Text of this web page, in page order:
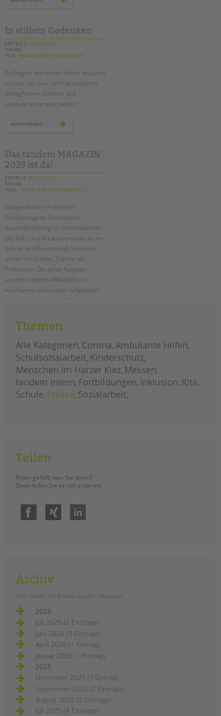
In stillem Gedenken
ERSTELLT 15.02.2024
THEMA
VON
Barbara Brecht-Hadraschek
Zu Beginn des neuen Jahres mussten
wir uns von zwei sehr geschätzten
Kolleg*innen plötzlich und
unerwartet verabschieden:
weiterlesen
Das tandem MAGAZIN
2023 ist da!
ERSTELLT 06.02.2024
THEMA
VON
_Admin B.Brecht-Hadraschek
Kooperationen im Bereich
Schulbezogene Sozialarbeit,
Sprachförderung für Vorschulkinder,
Die Näh- und Kreativwerkstatt an der
Schule am Mummelsoll, Inklusion
mitten im Grünen, Führen als
Profession: Die achte Ausgabe
unseres tandem MAGAZINs ist
erschienen und wieder vollgepackt
mit vielen spannenden Themen aus
Einrichtungen. Als PDF schon hier
zum kostenlosen Download!
weiterlesendas
tandem
magazin
2023
ist
da!
Einweihung des
Planetenpfades an der
Ludwig-Cauer-
Am 15. Januar wurde gemeinsam ein
Planetenpfad eröffnet. ­Vor Ort waren
unsere Schulsozialarbeiter*innen
Initiator*innen des Projektes, die
Schüler*innen der Klasse 4b, die
weiterleseneinweihung
des
an
ludwig-
cauer-
grundschule
Drohende
Schließungen von
Einrichtungen in der
Kinder- und
Jugendhilfe und
Familienförderung im
Berliner Bezirk Mitte
ERSTELLT
16.01.2024
THEMA
Barbara Brecht-Hadraschek
Themen
Alle Kategorien Corona Ambulante Hilfen
Schulsozialarbeit Kinderschutz
Menschen im Harzer Kiez Messen
tandem intern Fortbildungen Inklusion Kita
Schule Presse Sozialarbeit
Teilen
Ihnen gefällt, was Sie lesen?
Dann teilen Sie es mit anderen!
Facebook Xing
Archiv
Hier finden Sie Artikel aus den Monaten
2026
Juli 2026 (2 Einträge)
Juni 2026 (3 Einträge)
April 2026 (1 Eintrag)
Januar 2026 (1 Eintrag)
2025
November 2025 (1 Eintrag)
September 2025 (2 Einträge)
August 2025 (2 Einträge)
Juli 2025 (4 Einträge)